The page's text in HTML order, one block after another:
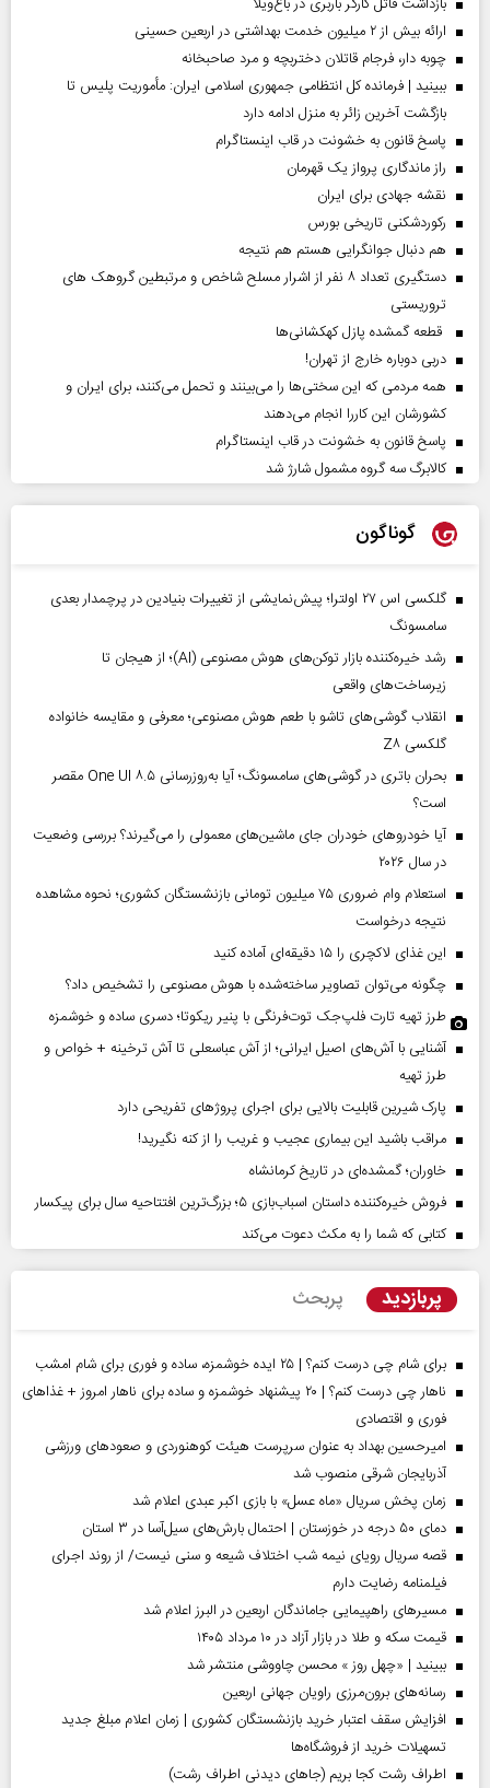
ارائه بیش از ۲ میلیون خدمت بهداشتی در اربعین حسینی
چوبه دار، فرجام قاتلان دختربچه و مرد صاحبخانه
ببینید | فرمانده کل انتظامی جمهوری اسلامی ایران­: مأموریت پلیس تا
بازگشت آخرین زائر به منزل ادامه دارد
پاسخ قانون به خشونت در قاب اینستاگرام
راز ماندگاری پرواز یک قهرمان
نقشه جهادی برای ایران
رکوردشکنی تاریخی بورس
هم دنبال جوانگرایی هستم هم نتیجه
دستگیری تعداد ۸ نفر از اشرار مسلح شاخص و مرتبطین گروهک های
تروریستی
قطعه گمشده پازل کهکشانی‌ها
دربی دوباره خارج از تهران!
همه مردمی که این سختی‌ها را می‌بینند و تحمل می‌کنند، برای ایران و
کشورشان این کاررا انجام می‌دهند
پاسخ قانون به خشونت در قاب اینستاگرام
کالابرگ سه گروه مشمول شارژ شد
گوناگون
گلکسی اس ۲۷ اولترا؛ پیش‌نمایشی از تغییرات بنیادین در پرچمدار بعدی
سامسونگ
رشد خیره‌کننده بازار توکن‌های هوش مصنوعی (AI)؛ از هیجان تا
زیرساخت‌های واقعی
انقلاب گوشی‌های تاشو‌ با طعم هوش مصنوعی؛ معرفی و مقایسه خانواده
گلکسی Z۸
بحران باتری در گوشی‌های سامسونگ؛ آیا به‌روزرسانی One UI ۸.۵ مقصر
است؟
آیا خودروهای خودران جای ماشین‌های معمولی را می‌گیرند؟ بررسی وضعیت
در سال ۲۰۲۶
استعلام وام ضروری ۷۵ میلیون تومانی بازنشستگان کشوری؛ نحوه مشاهده
نتیجه درخواست
این غذای لاکچری را ۱۵ دقیقه‌ای آماده کنید
چگونه می‌توان تصاویر ساخته‌شده با هوش مصنوعی را تشخیص داد؟
طرز تهیه تارت فلپ‌جک توت‌فرنگی با پنیر ریکوتا؛ دسری ساده و خوشمزه
آشنایی با آش‌های اصیل ایرانی؛ از آش عباسعلی تا آش ترخینه + خواص و
طرز تهیه
پارک شیرین قابلیت‌ بالایی برای اجرای پروژهای تفریحی دارد
مراقب باشید این بیماری عجیب و غریب را از کنه نگیرید!
خاوران؛ گمشده‌ای در تاریخ کرمانشاه
فروش خیره‌کننده داستان اسباب‌بازی ۵؛ بزرگ‌ترین افتتاحیه سال برای پیکسار
کتابی که شما را به مکث دعوت می‌کند
پربازدید پربحث
برای شام چی درست کنم؟ | ۲۵ ایده خوشمزه، ساده و فوری برای شام امشب
ناهار چی درست کنم؟ | ۲۰ پیشنهاد خوشمزه و ساده برای ناهار امروز + غذاهای
فوری و اقتصادی
امیرحسین بهداد به عنوان سرپرست هیئت کوهنوردی و صعودهای ورزشی
آذربایجان شرقی منصوب شد
زمان پخش سریال «ماه عسل» با بازی اکبر عبدی اعلام شد
دمای ۵۰ درجه در خوزستان | احتمال بارش‌های سیل‌آسا در ۳ استان
قصه سریال رویای نیمه شب اختلاف شیعه و سنی نیست/ از روند اجرای
فیلمنامه رضایت دارم
مسیر‌های راهپیمایی جاماندگان اربعین در البرز اعلام شد
قیمت سکه و طلا در بازار آزاد در ۱۰ مرداد ۱۴۰۵
ببینید | «چهل روز » محسن چاووشی منتشر شد
رسانه‌های برون‌مرزی راویان جهانی اربعین
افزایش سقف اعتبار خرید بازنشستگان کشوری | زمان اعلام مبلغ جدید
تسهیلات خرید از فروشگاه‌ها
اطراف رشت کجا بریم (جاهای دیدنی اطراف رشت)